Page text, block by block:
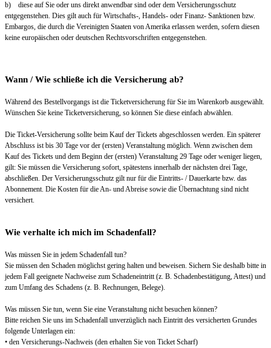
b) diese auf Sie oder uns direkt anwendbar sind oder dem Versicherungsschutz
entgegenstehen. Dies gilt auch für Wirtschafts-, Handels- oder Finanz- Sanktionen bzw.
Embargos, die durch die Vereinigten Staaten von Amerika erlassen werden, sofern diesen
keine europäischen oder deutschen Rechtsvorschriften entgegenstehen.
Wann / Wie schließe ich die Versicherung ab?
Während des Bestellvorgangs ist die Ticketversicherung für Sie im Warenkorb ausgewählt.
Wünschen Sie keine Ticketversicherung, so können Sie diese einfach abwählen.
Die Ticket-Versicherung sollte beim Kauf der Tickets abgeschlossen werden. Ein späterer
Abschluss ist bis 30 Tage vor der (ersten) Veranstaltung möglich. Wenn zwischen dem
Kauf des Tickets und dem Beginn der (ersten) Veranstaltung 29 Tage oder weniger liegen,
gilt: Sie müssen die Versicherung sofort, spätestens innerhalb der nächsten drei Tage,
abschließen. Der Versicherungsschutz gilt nur für die Eintritts- / Dauerkarte bzw. das
Abonnement. Die Kosten für die An- und Abreise sowie die Übernachtung sind nicht
versichert.
Wie verhalte ich mich im Schadenfall?
Was müssen Sie in jedem Schadenfall tun?
Sie müssen den Schaden möglichst gering halten und beweisen. Sichern Sie deshalb bitte in
jedem Fall geeignete Nachweise zum Schadeneintritt (z. B. Schadenbestätigung, Attest) und
zum Umfang des Schadens (z. B. Rechnungen, Belege).
Was müssen Sie tun, wenn Sie eine Veranstaltung nicht besuchen können?
Bitte reichen Sie uns im Schadenfall unverzüglich nach Eintritt des versicherten Grundes
folgende Unterlagen ein:
• den Versicherungs-Nachweis (den erhalten Sie von Ticket Scharf)